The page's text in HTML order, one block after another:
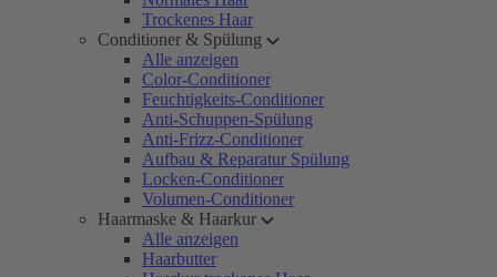
Trockenes Haar
Conditioner & Spülung
Alle anzeigen
Color-Conditioner
Feuchtigkeits-Conditioner
Anti-Schuppen-Spülung
Anti-Frizz-Conditioner
Aufbau & Reparatur Spülung
Locken-Conditioner
Volumen-Conditioner
Haarmaske & Haarkur
Alle anzeigen
Haarbutter